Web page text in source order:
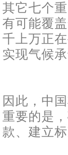
其它七个
有可能覆
千上万正
实现气候承
因此，中
重要的是
款、建立